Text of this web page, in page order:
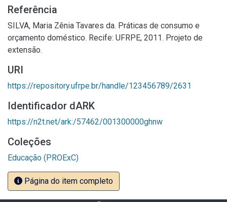
Referência
SILVA, Maria Zênia Tavares da. Práticas de consumo e
orçamento doméstico. Recife: UFRPE, 2011. Projeto de
extensão.
URI
https://repository.ufrpe.br/handle/123456789/2631
Identificador dARK
https://n2t.net/ark:/57462/001300000ghnw
Coleções
Educação (PROExC)
Página do item completo